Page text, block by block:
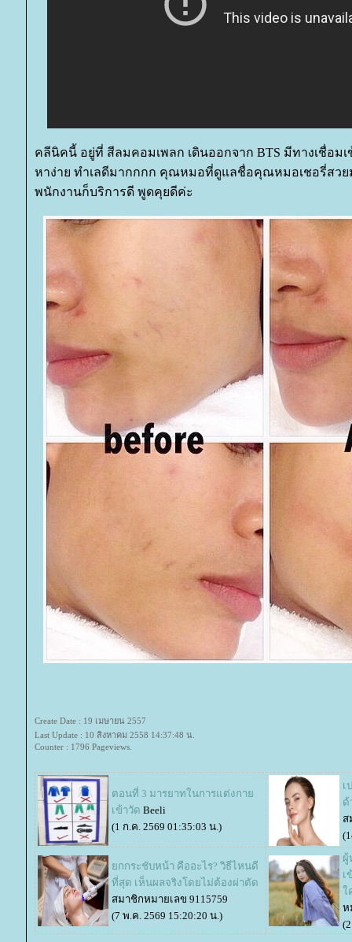
คลีนิคนี้ อยู่ที่ สีลมคอมเพลก เดินออกจาก BTS มีทางเชื่อม
หาง่าย ทำเลดีมากกกก คุณหมอที่ดูแลชื่อคุณหมอเชอรี่สวย
พนักงานก็บริการดี พูดคุยดีค่ะ
Create Date : 19 เมษายน 2557
Last Update : 10 สิงหาคม 2558 14:37:48 น.
Counter : 1796 Pageviews.
ตอนที่ 3 มารยาทในการแต่งกา
เข้าวัด Beeli
(1 ก.ค. 2569 01:35:03 น.)
เ
ด้
ส
กกระชับหน้า คืออะไร? วิธีไหนดี
ที่สุด เห็นผลจริงโดยไม่ต้องผ่าตัด
สมาชิกหมายเลข 9115759
(7 พ.ค. 2569 15:20:20 น.)
ผู้
เ
ค
ห